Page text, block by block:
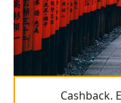
Cashback.